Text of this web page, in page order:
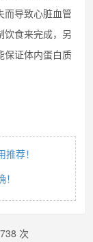
而导致心脏血管
饮食来完成，另
保证体内蛋白质
荐！
次